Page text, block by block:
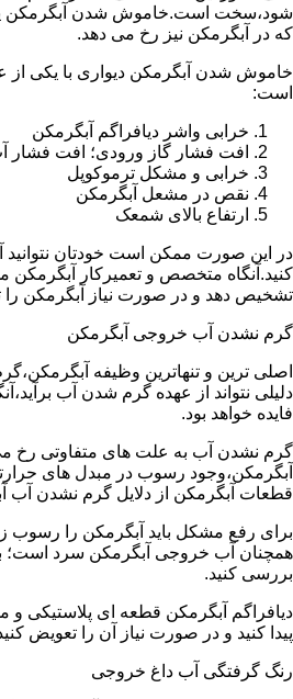
شود،سخت است.خاموش شدن آبگرمکن
که در آبگرمکن نیز رخ می دهد.
خاموش شدن آبگرمکن دیواری با یکی از
است:
خرابی واشر دیافراگم آبگرمکن
افت فشار گاز ورودی؛ افت فشار
خرابی و مشکل ترموکوپل
نقص در مشعل آبگرمکن
ارتفاع بالای شمعک
در این صورت ممکن است خودتان نتوانید
کنید.آنگاه متخصص و تعمیرکار آبگرمکن
تشخیص دهد و در صورت نیاز آبگرمکن را
گرم نشدن آب خروجی آبگرمکن
اصلی ترین و تنهاترین وظیفه
دلیلی نتواند از عهده گرم شدن آب
فایده خواهد بود.
گرم نشدن آب به علت های متفاوتی رخ
آبگرمکن،وجود رسوب در مبدل های
قطعات آبگرمکن از دلایل گرم نشدن آب
برای رفع مشکل باید آبگرمکن را رسوب
همچنان آب خروجی آبگرمکن سرد است؛
بررسی کنید.
دیافراگم آبگرمکن قطعه ای پلاستیکی و
پیدا کنید و در صورت نیاز آن را تعویض
رنگ گرفتگی آب داغ خروجی